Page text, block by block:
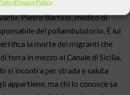
Privacy Policy
che pochi minuti dopo era
Pietro Bartolo, medico di
del poliambulatorio. È lui
la morte dei migranti che
terra in mezzo al Canale di Sicilia.
si incontra per strada e saluta
appartiene, ma chi lo conosce sa